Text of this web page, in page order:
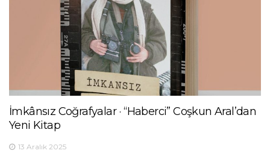
İmkânsız Coğrafyalar · “Haberci” Coşkun Aral’dan
Yeni Kitap
13 Aralık 2025